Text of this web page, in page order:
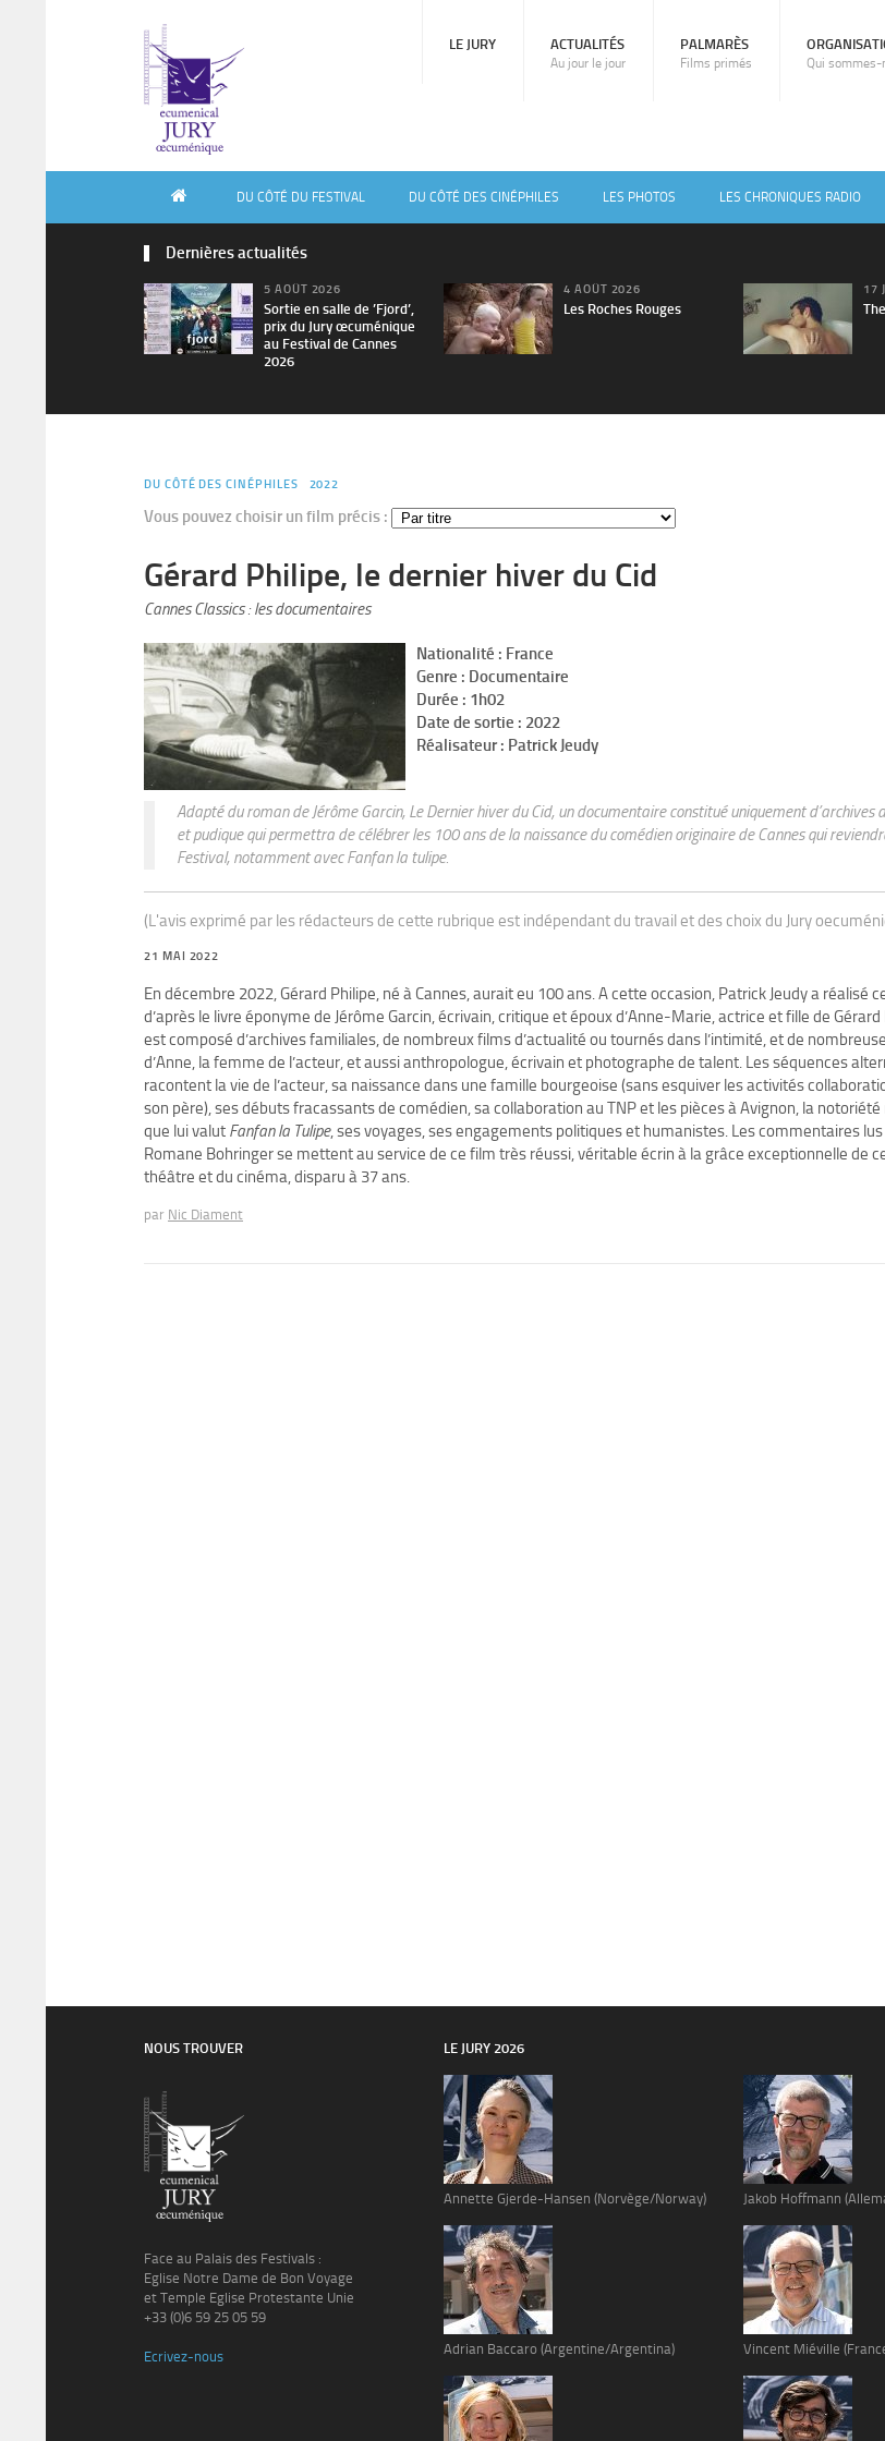
LE JURY ACTUALITÉS
Au jour le jour
PALMARÈS
Films primés Qui sommes-
DU CÔTÉ DU FESTIVAL DU CÔTÉ DES CINÉPHILES LES PHOTOS LES CHRONIQUES RADIO
Dernières actualités
5 AOÛT 2026
Sortie en salle de ’Fjord’,
prix du Jury œcuménique
au Festival de Cannes
2026
4 AOÛT 2026
Les Roches Rouges
17
DU CÔTÉ DES CINÉPHILES 2022
Vous pouvez choisir un film précis :
Gérard Philipe, le dernier hiver du Cid
Cannes Classics : les documentaires
Nationalité : France
Genre : Documentaire
Durée : 1h02
Date de sortie : 2022
Réalisateur : Patrick Jeudy
Adapté du roman de Jérôme Garcin, Le Dernier hiver du Cid, un documentaire constitué uniquement d’archives
et pudique qui permettra de célébrer les 100 ans de la naissance du comédien originaire de Cannes qui
Festival, notamment avec Fanfan la tulipe.
(L'avis exprimé par les rédacteurs de cette rubrique est indépendant du travail et des choix du Jury
21 MAI 2022
En décembre 2022, Gérard Philipe, né à Cannes, aurait eu 100 ans. A cette occasion, Patrick Jeudy a réalisé
d’après le livre éponyme de Jérôme Garcin, écrivain, critique et époux d’Anne-Marie, actrice et fille de Gérard
est composé d’archives familiales, de nombreux films d’actualité ou tournés dans l’intimité, et de
d’Anne, la femme de l’acteur, et aussi anthropologue, écrivain et photographe de talent. Les séquences
racontent la vie de l’acteur, sa naissance dans une famille bourgeoise (sans esquiver les activités
son père), ses débuts fracassants de comédien, sa collaboration au TNP et les pièces à Avignon, la
que lui valut Fanfan la Tulipe, ses voyages, ses engagements politiques et humanistes. Les commentaires
Romane Bohringer se mettent au service de ce film très réussi, véritable écrin à la grâce exceptionnelle de
théâtre et du cinéma, disparu à 37 ans.
par Nic Diament
NOUS TROUVER
Face au Palais des Festivals :
Eglise Notre Dame de Bon Voyage
et Temple Eglise Protestante Unie
+33 (0)6 59 25 05 59
Ecrivez-nous
LE JURY 2026
Annette Gjerde-Hansen (Norvège/Norway)
Adrian Baccaro (Argentine/Argentina)
Jakob Hoffmann
Vincent Miéville